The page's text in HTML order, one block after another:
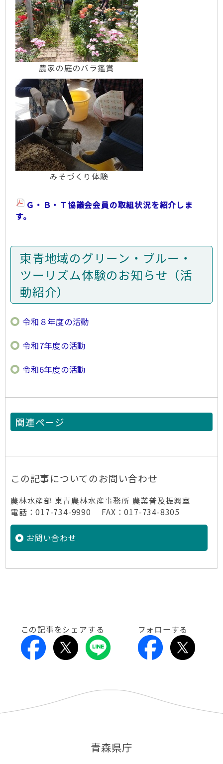
が始まりました
R6.8.19更新ご参加ありがとうございました
蓬田村「ブルーベリー観光農園」終了しました
R6.7.23更新蓬田村「ブルーベリー観光農園」
開園しています
R6.7.2更新7月15日開園！「観光農園三内・ブ
ラックベリー狩り」始まります
R6.7.1更新ご参加ありがとうございました「に
んにく収穫体験」 開催しました
R6.6.14更新ご参加ありがとうございました
「農家の庭のバラ鑑賞とリースづくり」開催し
ました
R6.5.21更新6月16日(日）、23日(日)開催
R6.5.21更新6月8日(土)開催 「農家の庭のバ
ラ鑑賞とリースづくり」参加者募集！
農家の庭のバラ鑑賞
みそづくり体験
Ｇ・Ｂ・Ｔ協議会会員の取組状況を紹介しま
す。
東青地域のグリーン・ブルー・
ツーリズム体験のお知らせ（活
動紹介）
令和８年度の活動
令和7年度の活動
令和6年度の活動
関連ページ
この記事についてのお問い合わせ
農林水産部 東青農林水産事務所 農業普及振興室
電話：017-734-9990 FAX：017-734-8305
お問い合わせ
この記事をシェアする フォローする
青森県庁